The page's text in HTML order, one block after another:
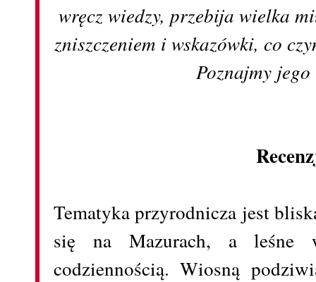
wręcz wiedzy, przebija wielka
zniszczeniem i wskazówki, co
Poznajmy
Tematyka przyrodnicza jest
się na Mazurach, a leśne
codziennością. Wiosną